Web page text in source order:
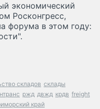
экономический
Росконгресс,
форума в этом году:
складов склады
ржд двжд крдв freight
край